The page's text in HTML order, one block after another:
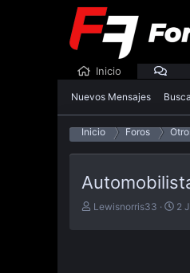
Inicio
Nuevos Mensajes
Inicio Foros
ELewisnorris33
F
2